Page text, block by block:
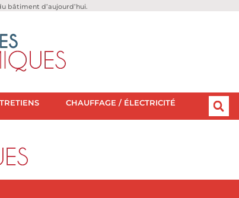
bâtiment d’aujourd’hui.
CHAUFFAGE / ÉLECTRICITÉ